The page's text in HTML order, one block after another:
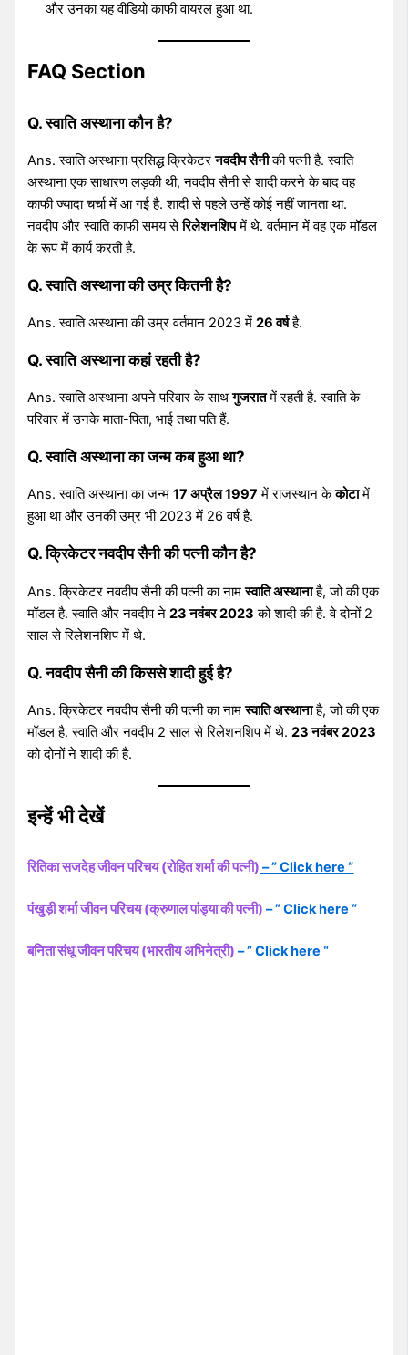
और उनका यह वीडियो काफी वायरल हुआ था.
FAQ Section
Q. स्वाति अस्थाना कौन है?
Ans. स्वाति अस्थाना प्रसिद्ध क्रिकेटरनवदीप सैनीकी पत्नी है. स्वाति
अस्थाना एक साधारण लड़की थी, नवदीप सैनी से शादी करने के बाद वह
काफी ज्यादा चर्चा में आ गई है. शादी से पहले उन्हें कोई नहीं जानता था.
नवदीप और स्वाति काफी समय सेरिलेशनशिपमें थे. वर्तमान में वह एक मॉडल
के रूप में कार्य करती है.
Q. स्वाति अस्थाना की उम्र कितनी है?
Ans. स्वाति अस्थाना की उम्र वर्तमान 2023 में26 वर्षहै.
Q. स्वाति अस्थाना कहां रहती है?
Ans. स्वाति अस्थाना अपने परिवार के साथगुजरातमें रहती है. स्वाति के
परिवार में उनके माता-पिता, भाई तथा पति हैं.
Q. स्वाति अस्थाना का जन्म कब हुआ था?
Ans. स्वाति अस्थाना का जन्म17 अप्रैल 1997 में राजस्थान केकोटामें
हुआ था और उनकी उम्र भी 2023 में 26 वर्ष है.
Q. क्रिकेटर नवदीप सैनी की पत्नी कौन है?
Ans. क्रिकेटर नवदीप सैनी की पत्नी का नामस्वाति अस्थानाहै, जो की एक
मॉडल है. स्वाति और नवदीप ने23 नवंबर 2023 को शादी की है. वे दोनों 2
साल से रिलेशनशिप में थे.
Q. नवदीप सैनी की किससे शादी हुई है?
Ans. क्रिकेटर नवदीप सैनी की पत्नी का नामस्वाति अस्थानाहै, जो की एक
मॉडल है. स्वाति और नवदीप 2 साल से रिलेशनशिप में थे.23 नवंबर 2023
को दोनों ने शादी की है.
इन्हें भी देखें
रितिका सजदेह जीवन परिचय (रोहित शर्मा की पत्नी) – ” Click here “
पंखुड़ी शर्मा जीवन परिचय (क्रुणाल पांड्या की पत्नी) – ” Click here “
बनिता संधू जीवन परिचय (भारतीय अभिनेत्री)– ” Click here “